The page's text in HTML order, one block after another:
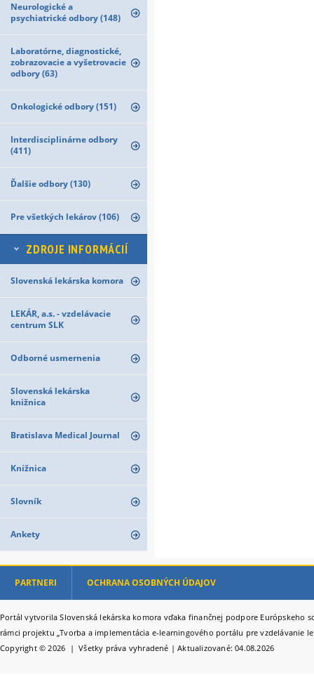
Neurologické a
psychiatrické odbory (148)
Laboratórne, diagnostické,
zobrazovacie a vyšetrovacie
odbory (63)
Onkologické odbory (151)
Interdisciplinárne odbory
(411)
Ďalšie odbory (130)
Pre všetkých lekárov (106)
ZDROJE INFORMÁCIÍ
Slovenská lekárska komora
LEKÁR, a.s. - vzdelávacie
centrum SLK
Odborné usmernenia
Slovenská lekárska
knižnica
Bratislava Medical Journal
Knižnica
Slovník
Ankety
PARTNERI OCHRANA OSOBNÝCH ÚDAJOV
Portál vytvorila Slovenská lekárska komora vďaka finančnej podpore Európskeho
rámci projektu „Tvorba a implementácia e-learningového portálu pre vzdelávanie
Copyright © 2026 | Všetky práva vyhradené | Aktualizované: 04.08.2026